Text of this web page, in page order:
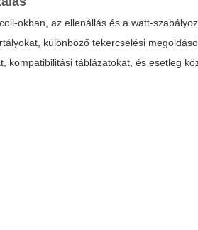
okban, az ellenállás és a watt-
különböző tekercselési
kompatibilitási táblázatokat, és esetleg